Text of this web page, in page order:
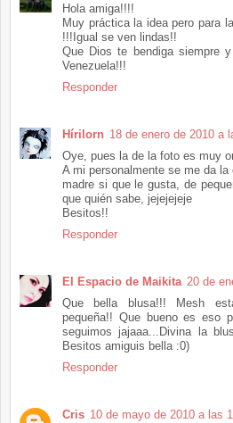
Hola amiga!!!!
Muy práctica la idea pero para
!!!Igual se ven lindas!!
Que Dios te bendiga siempre
Venezuela!!!
Responder
Hírilorn 18 de enero de 2010 a
Oye, pues la de la foto es muy
A mi personalmente se me da
madre si que le gusta, de
que quién sabe, jejejejeje
Besitos!!
Responder
El Espacio de Maikita 20 de
Que bella blusa!!! Mesh
pequeña!! Que bueno es eso
seguimos jajaaa...Divina la
Besitos amiguis bella :0)
Responder
Cris 10 de mayo de 2010 a las